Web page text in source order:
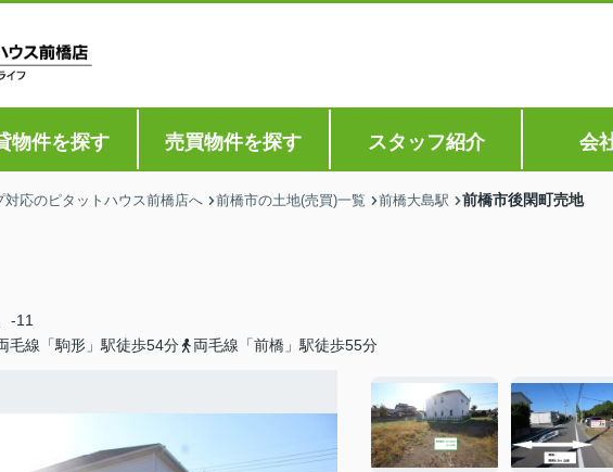
物件を探す 売買物件を探す スタッフ紹介 会
応のピタットハウス前橋店へ 前橋市の土地(売買)一覧 前橋大島駅 前橋市後閑町売地
-11
毛線「駒形」駅徒歩54分 両毛線「前橋」駅徒歩55分